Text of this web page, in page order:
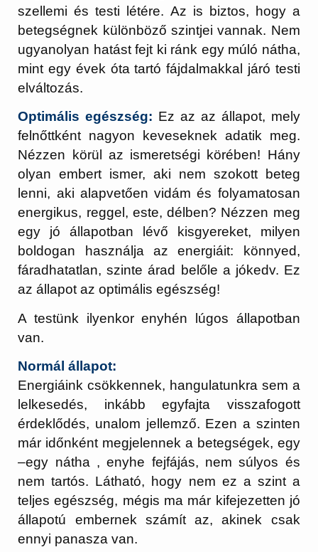
szellemi és testi létére. Az is biztos, hogy a
betegségnek különböző szintjei vannak. Nem
ugyanolyan hatást fejt ki ránk egy múló nátha,
mint egy évek óta tartó fájdalmakkal járó testi
elváltozás.
Optimális egészség: Ez az az állapot, mely
felnőttként nagyon keveseknek adatik meg.
Nézzen körül az ismeretségi körében! Hány
olyan embert ismer, aki nem szokott beteg
lenni, aki alapvetően vidám és folyamatosan
energikus, reggel, este, délben? Nézzen meg
egy jó állapotban lévő kisgyereket, milyen
boldogan használja az energiáit: könnyed,
fáradhatatlan, szinte árad belőle a jókedv. Ez
az állapot az optimális egészség!
A testünk ilyenkor enyhén lúgos állapotban
van.
Normál állapot:
Energiáink csökkennek, hangulatunkra sem a
lelkesedés, inkább egyfajta visszafogott
érdeklődés, unalom jellemző. Ezen a szinten
már időnként megjelennek a betegségek, egy
–egy nátha , enyhe fejfájás, nem súlyos és
nem tartós. Látható, hogy nem ez a szint a
teljes egészség, mégis ma már kifejezetten jó
állapotú embernek számít az, akinek csak
ennyi panasza van.